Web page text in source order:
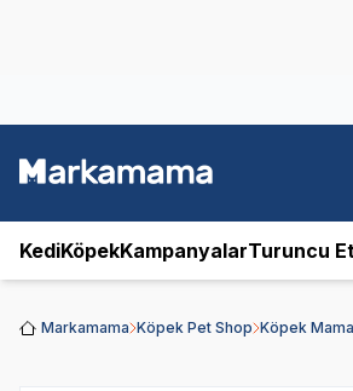
KediKöpekKampanyalarTuruncu
Markamama Köpek Pet Shop Köpek